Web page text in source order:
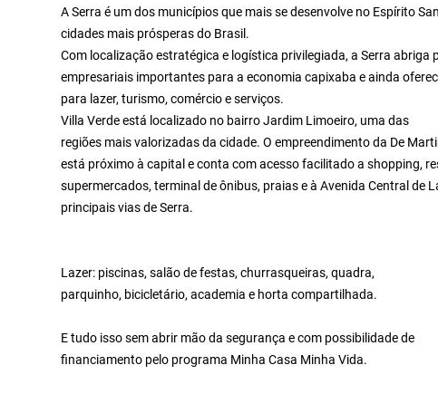
A Serra é um dos municípios que mais se desenvolve no Espírito
cidades mais prósperas do Brasil.
Com localização estratégica e logística privilegiada, a Serra abriga
empresariais importantes para a economia capixaba e ainda
para lazer, turismo, comércio e serviços.
Villa Verde está localizado no bairro Jardim Limoeiro, uma das
regiões mais valorizadas da cidade. O empreendimento da De
está próximo à capital e conta com acesso facilitado a shopping,
supermercados, terminal de ônibus, praias e à Avenida Central de
principais vias de Serra.
Lazer: piscinas, salão de festas, churrasqueiras, quadra,
parquinho, bicicletário, academia e horta compartilhada.
E tudo isso sem abrir mão da segurança e com possibilidade de
financiamento pelo programa Minha Casa Minha Vida.